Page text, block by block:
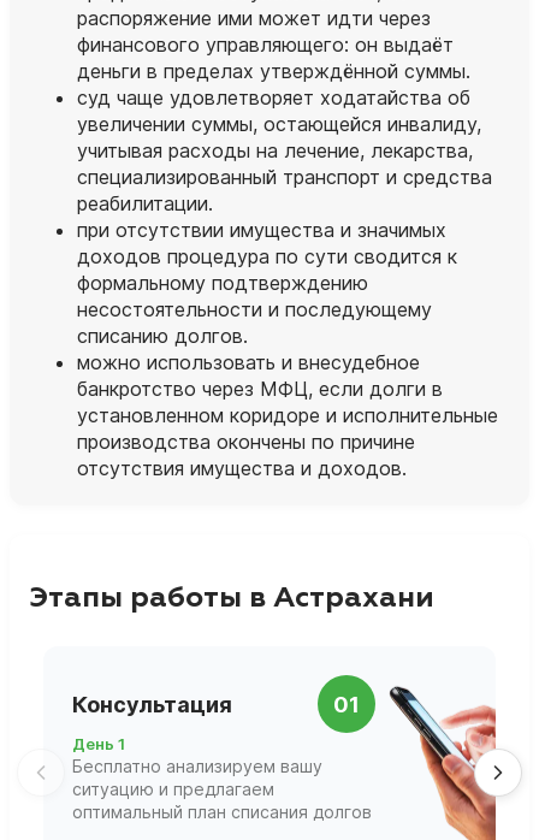
распоряжение ими может идти через
финансового управляющего: он выдаёт
деньги в пределах утверждённой суммы.
суд чаще удовлетворяет ходатайства об
увеличении суммы, остающейся инвалиду,
учитывая расходы на лечение, лекарства,
специализированный транспорт и средства
реабилитации.
при отсутствии имущества и значимых
доходов процедура по сути сводится к
формальному подтверждению
несостоятельности и последующему
списанию долгов.
можно использовать и внесудебное
банкротство через МФЦ, если долги в
установленном коридоре и исполнительные
производства окончены по причине
отсутствия имущества и доходов.
Этапы работы в Астрахани
Консультация 01
День 1
Бесплатно анализируем вашу
ситуацию и предлагаем
оптимальный план списания долгов